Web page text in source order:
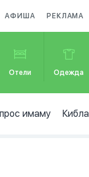
АФИША РЕКЛАМА
Отели Одежда
имаму Кибла